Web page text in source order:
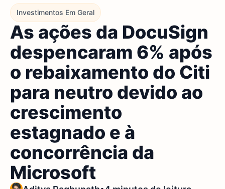
Investimentos Em Geral
As ações da DocuSign
despencaram 6% após
o rebaixamento do Citi
para neutro devido ao
crescimento
estagnado e à
concorrência da
Microsoft